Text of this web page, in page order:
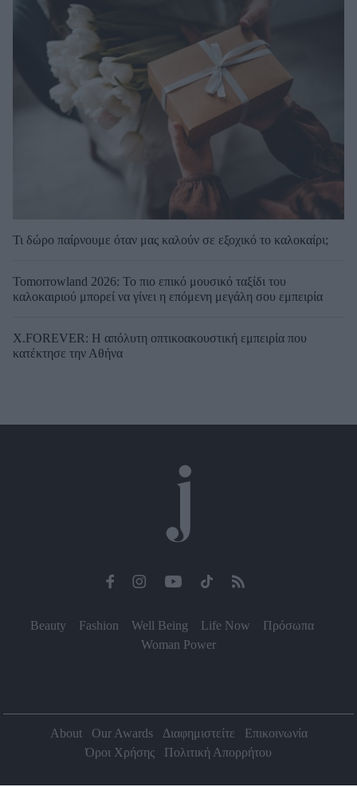
Τι δώρο παίρνουμε όταν μας καλούν σε εξοχικό το καλοκαίρι;
Tomorrowland 2026: Το πιο επικό μουσικό ταξίδι του
καλοκαιριού μπορεί να γίνει η επόμενη μεγάλη σου εμπειρία
X.FOREVER: Η απόλυτη οπτικοακουστική εμπειρία που
κατέκτησε την Αθήνα
Beauty Fashion Well Being Life Now
Πρόσωπα
Woman Power
About Our Awards Διαφημιστείτε
Επικοινωνία
Όροι Χρήσης
Πολιτική Απορρήτου